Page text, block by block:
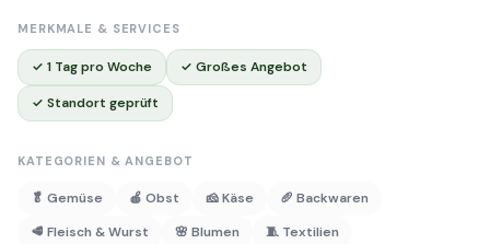
MERKMALE & SERVICES
✓ 1 Tag pro Woche ✓ Großes Angebot
✓ Standort geprüft
KATEGORIEN & ANGEBOT
🥬 Gemüse 🍎 Obst 🧀 Käse
🥖 Backwaren
🥩 Fleisch & Wurst
🌸 Blumen
🧵 Textilien